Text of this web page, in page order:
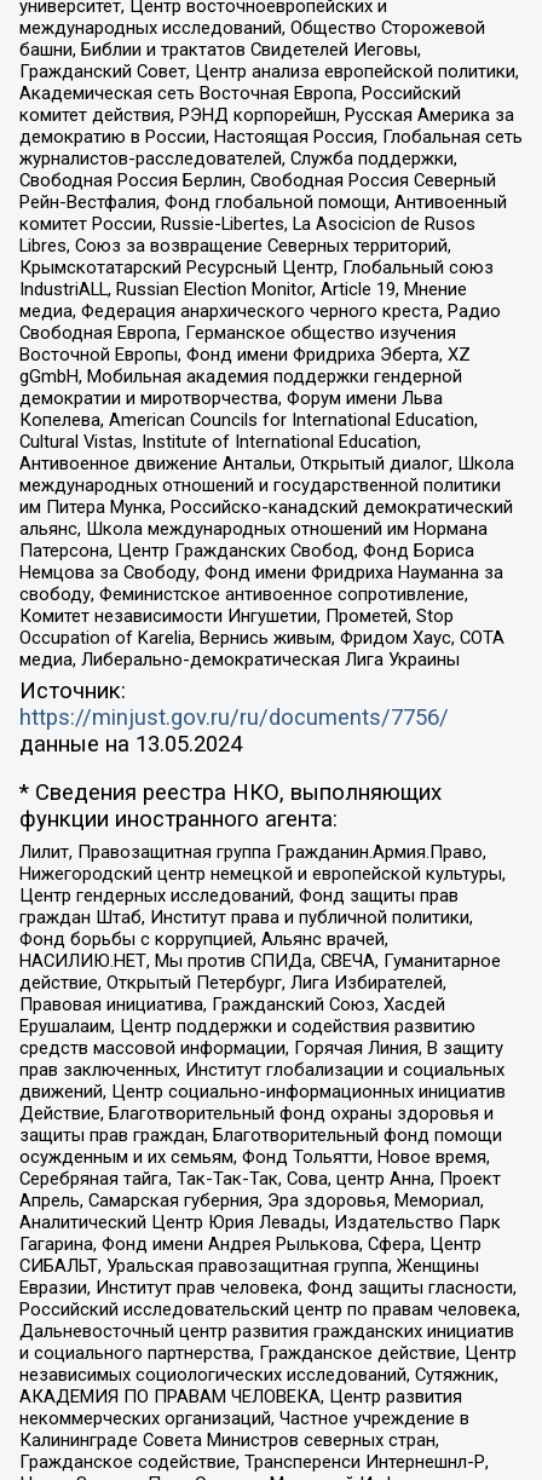
университет, Центр восточноевропейских и
международных исследований, Общество Сторожевой
башни, Библии и трактатов Свидетелей Иеговы,
Гражданский Совет, Центр анализа европейской политики,
Академическая сеть Восточная Европа, Российский
комитет действия, РЭНД корпорейшн, Русская Америка за
демократию в России, Настоящая Россия, Глобальная сеть
журналистов-расследователей, Служба поддержки,
Свободная Россия Берлин, Свободная Россия Северный
Рейн-Вестфалия, Фонд глобальной помощи, Антивоенный
комитет России, Russie-Libertes, La Asocicion de Rusos
Libres, Союз за возвращение Северных территорий,
Крымскотатарский Ресурсный Центр, Глобальный союз
IndustriALL, Russian Election Monitor, Article 19, Мнение
медиа, Федерация анархического черного креста, Радио
Свободная Европа, Германское общество изучения
Восточной Европы, Фонд имени Фридриха Эберта, XZ
gGmbH, Мобильная академия поддержки гендерной
демократии и миротворчества, Форум имени Льва
Копелева, American Councils for International Education,
Cultural Vistas, Institute of International Education,
Антивоенное движение Антальи, Открытый диалог, Школа
международных отношений и государственной политики
им Питера Мунка, Российско-канадский демократический
альянс, Школа международных отношений им Нормана
Патерсона, Центр Гражданских Свобод, Фонд Бориса
Немцова за Свободу, Фонд имени Фридриха Науманна за
свободу, Феминистское антивоенное сопротивление,
Комитет независимости Ингушетии, Прометей, Stop
Occupation of Karelia, Вернись живым, Фридом Хаус, СОТА
медиа, Либерально-демократическая Лига Украины
Источник:
https://minjust.gov.ru/ru/documents/7756/
данные на 13.05.2024
* Сведения реестра НКО, выполняющих
функции иностранного агента:
Лилит, Правозащитная группа Гражданин.Армия.Право,
Нижегородский центр немецкой и европейской культуры,
Центр гендерных исследований, Фонд защиты прав
граждан Штаб, Институт права и публичной политики,
Фонд борьбы с коррупцией, Альянс врачей,
НАСИЛИЮ.НЕТ, Мы против СПИДа, СВЕЧА, Гуманитарное
действие, Открытый Петербург, Лига Избирателей,
Правовая инициатива, Гражданский Союз, Хасдей
Ерушалаим, Центр поддержки и содействия развитию
средств массовой информации, Горячая Линия, В защиту
прав заключенных, Институт глобализации и социальных
движений, Центр социально-информационных инициатив
Действие, Благотворительный фонд охраны здоровья и
защиты прав граждан, Благотворительный фонд помощи
осужденным и их семьям, Фонд Тольятти, Новое время,
Серебряная тайга, Так-Так-Так, Сова, центр Анна, Проект
Апрель, Самарская губерния, Эра здоровья, Мемориал,
Аналитический Центр Юрия Левады, Издательство Парк
Гагарина, Фонд имени Андрея Рылькова, Сфера, Центр
СИБАЛЬТ, Уральская правозащитная группа, Женщины
Евразии, Институт прав человека, Фонд защиты гласности,
Российский исследовательский центр по правам человека,
Дальневосточный центр развития гражданских инициатив
и социального партнерства, Гражданское действие, Центр
независимых социологических исследований, Сутяжник,
АКАДЕМИЯ ПО ПРАВАМ ЧЕЛОВЕКА, Центр развития
некоммерческих организаций, Частное учреждение в
Калининграде Совета Министров северных стран,
Гражданское содействие, Трансперенси Интернешнл-Р,